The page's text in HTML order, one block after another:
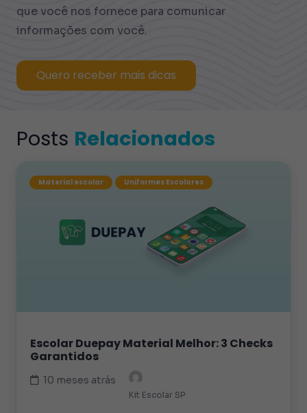
que você nos fornece para comunicar
informações com você.
Quero receber mais dicas
Posts Relacionados
Material escolar Uniformes Escolares
Escolar Duepay Material Melhor: 3 Checks
Garantidos
10 meses atrás
Kit Escolar SP